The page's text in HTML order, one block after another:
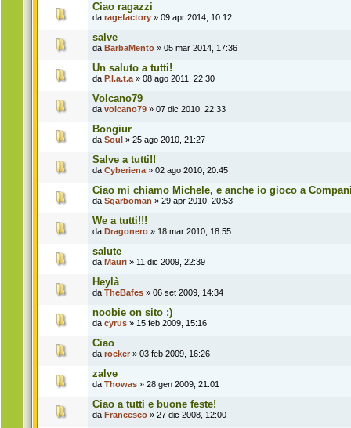
Ciao ragazzi
da ragefactory » 09 apr 2014, 10:12
salve
da BarbaMento » 05 mar 2014, 17:36
Un saluto a tutti!
da P.l.a.t.a » 08 ago 2011, 22:30
Volcano79
da volcano79 » 07 dic 2010, 22:33
Bongiur
da Soul » 25 ago 2010, 21:27
Salve a tutti!!
da Cyberiena » 02 ago 2010, 20:45
Ciao mi chiamo Michele, e anche io gioco a
da Sgarboman » 29 apr 2010, 20:53
We a tutti!!!
da Dragonero » 18 mar 2010, 18:55
salute
da Mauri » 11 dic 2009, 22:39
Heylà
da TheBafes » 06 set 2009, 14:34
noobie on sito :)
da cyrus » 15 feb 2009, 15:16
Ciao
da rocker » 03 feb 2009, 16:26
zalve
da Thowas » 28 gen 2009, 21:01
Ciao a tutti e buone feste!
da Francesco » 27 dic 2008, 12:00